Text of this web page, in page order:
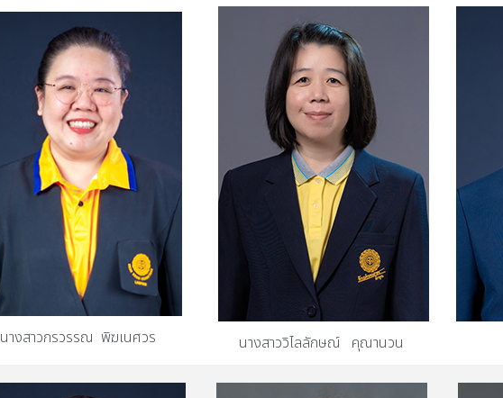
นางสาวกรวรรณ พิฆเนศวร นางสาววิไลลักษณ์ คุณานวน